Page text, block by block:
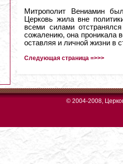
Митрополит Вениамин
Церковь жила вне
всеми силами
сожалению, она проникала
оставляя и личной жизни в
Следующая страница =>>>
© 2004-2008,